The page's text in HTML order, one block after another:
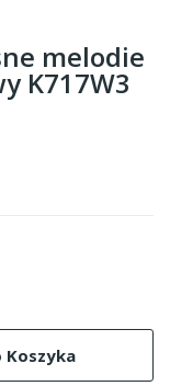
melodie
K717W3
Koszyka